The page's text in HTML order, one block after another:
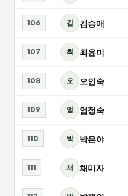
106 김 김승애
107 최 최윤미
108 오 오인숙
109 엄 엄정숙
110 박 박은야
111 채 채미자